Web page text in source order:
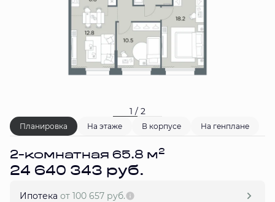
1 / 2
Планировка На этаже В корпусе На генплане
2-комнатная 65.8 м2
24 640 343 руб.
Ипотека от 100 657 руб.